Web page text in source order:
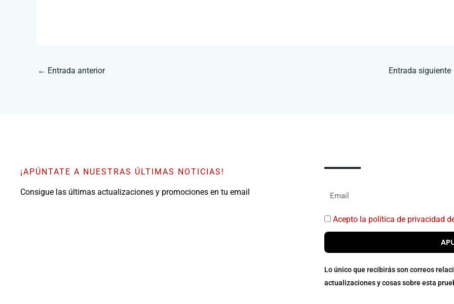
← Entrada anterior Entrada siguiente
¡APÚNTATE A NUESTRAS ÚLTIMAS NOTICIAS!
Consigue las últimas actualizaciones y promociones en tu email
Acepto la política de privacidad
Lo único que recibirás son correos
actualizaciones y cosas sobre esta